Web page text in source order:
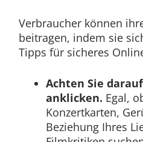
Verbraucher können
beitragen, indem sie
Tipps für sicheres
Achten Sie
anklicken. Egal,
Konzertkarten,
Beziehung Ihres